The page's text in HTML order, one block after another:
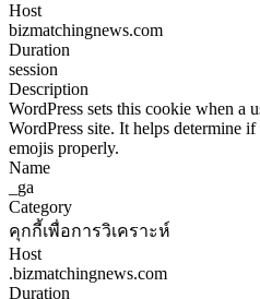
Host
bizmatchingnews.com
Duration
session
Description
WordPress sets this cookie when a
WordPress site. It helps determine
emojis properly.
Name
_ga
Category
คุกกี้เพื่อการวิเคราะห์
Host
.bizmatchingnews.com
Duration